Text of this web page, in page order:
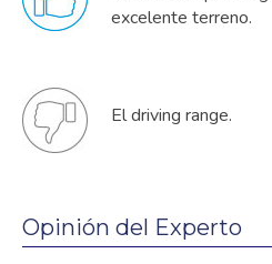
excelente terreno.
El driving range.
Opinión del Experto